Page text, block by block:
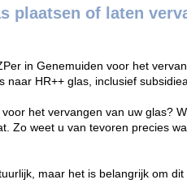
plaatsen of laten
in Genemuiden voor het
HR++ glas, inclusief
het vervangen van uw glas?
Zo weet u van tevoren precies
maar het is belangrijk om dit